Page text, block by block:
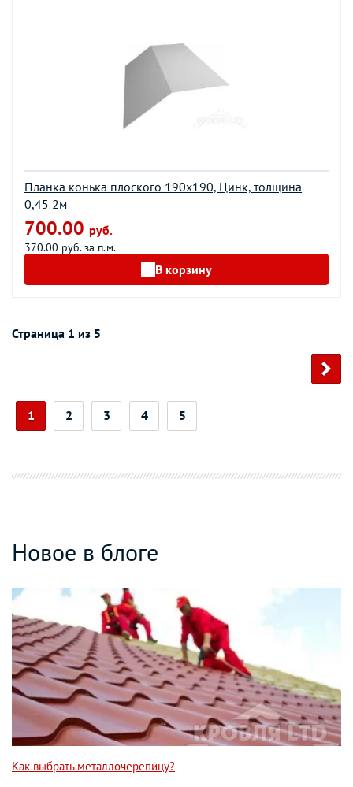
Планка конька плоского 190х190, Цинк, толщина
0,45 2м
700.00 руб.
370.00 руб. за п.м.
В корзину
Страница 1 из 5
1 2 3 4 5
Новое в блоге
Как выбрать металлочерепицу?